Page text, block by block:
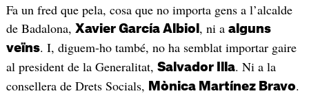
Fa un fred que pela, cosa que no importa gens a l’alcalde
de Badalona, Xavier García Albiol , ni a alguns
veïns. I, diguem-ho també, no ha semblat importar gaire
al president de la Generalitat, Salvador Illa. Ni a la
consellera de Drets Socials,
Mònica Martínez Bravo.